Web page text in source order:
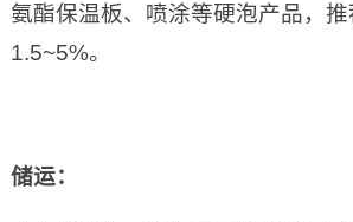
氨酯保温板、喷涂等硬泡产品，
1.5~5%。
储运：